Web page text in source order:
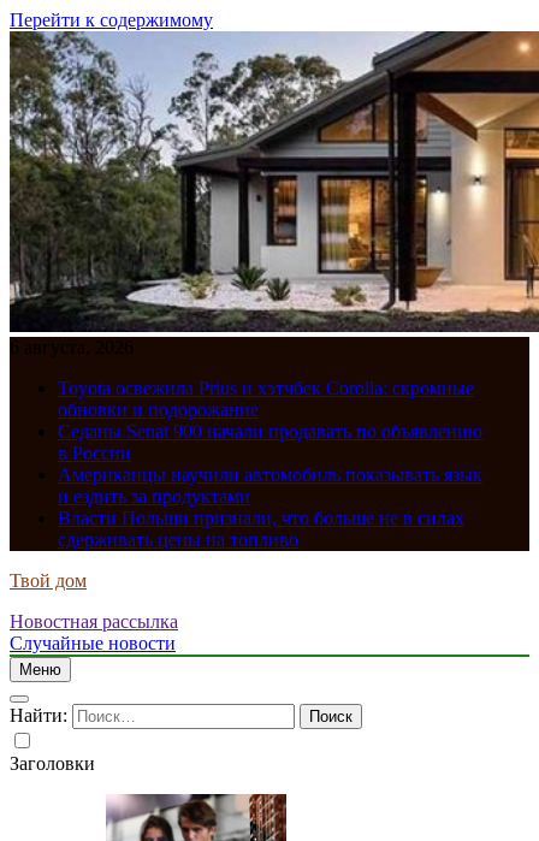
Перейти к содержимому
6 августа, 2026
Toyota освежила Prius и хэтчбек Corolla: скромные
обновки и подорожание
Седаны Senat 900 начали продавать по объявлению
в России
Американцы научили автомобиль показывать язык
и ездить за продуктами
Власти Польши признали, что больше не в силах
сдерживать цены на топливо
Твой дом
Новостная рассылка
Случайные новости
Меню
Найти:
Заголовки